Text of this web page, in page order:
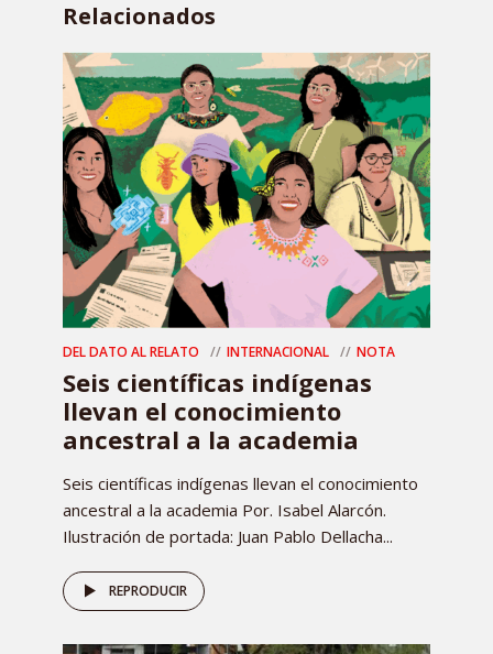
Relacionados
DEL DATO AL RELATO INTERNACIONAL NOTA
Seis científicas indígenas
llevan el conocimiento
ancestral a la academia
Seis científicas indígenas llevan el conocimiento
ancestral a la academia Por. Isabel Alarcón.
Ilustración de portada: Juan Pablo Dellacha...
REPRODUCIR